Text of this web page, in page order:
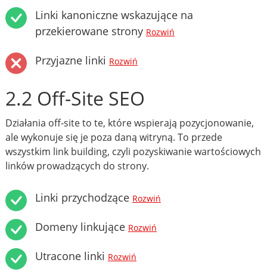
Linki kanoniczne wskazujące na
przekierowane strony Rozwiń
Przyjazne linki Rozwiń
2.2 Off-Site SEO
Działania off-site to te, które wspierają pozycjonowanie,
ale wykonuje się je poza daną witryną. To przede
wszystkim link building, czyli pozyskiwanie wartościowych
linków prowadzących do strony.
Linki przychodzące Rozwiń
Domeny linkujące Rozwiń
Utracone linki Rozwiń